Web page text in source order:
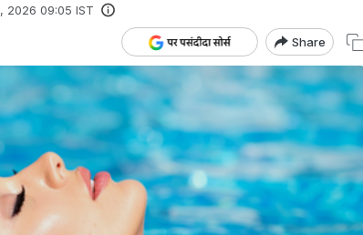
2026 09:05 IST
Share